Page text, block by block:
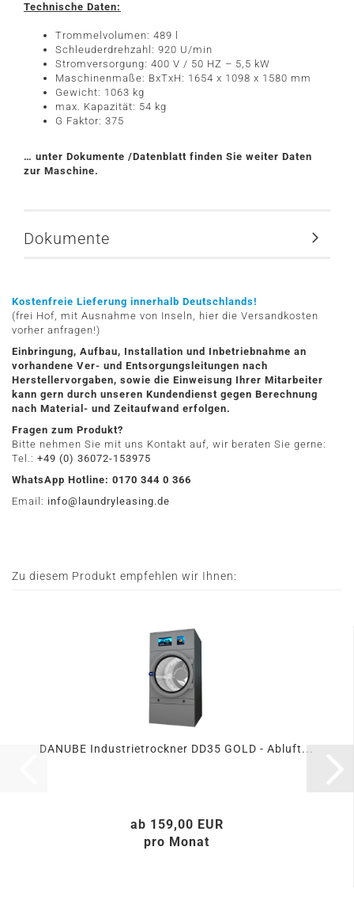
Technische Daten:
Trommelvolumen: 489 l
Schleuderdrehzahl: 920 U/min
Stromversorgung: 400 V / 50 HZ – 5,5 kW
Maschinenmaße: BxTxH: 1654 x 1098 x 1580 mm
Gewicht: 1063 kg
max. Kapazität: 54 kg
G Faktor: 375
… unter Dokumente /Datenblatt finden Sie weiter Daten
zur Maschine.
Dokumente
Kostenfreie Lieferung innerhalb Deutschlands!
(frei Hof, mit Ausnahme von Inseln, hier die Versandkosten
vorher anfragen!)
Einbringung, Aufbau, Installation und Inbetriebnahme an
vorhandene Ver- und Entsorgungsleitungen nach
Herstellervorgaben, sowie die Einweisung Ihrer Mitarbeiter
kann gern durch unseren Kundendienst gegen Berechnung
nach Material- und Zeitaufwand erfolgen.
Fragen zum Produkt?
Bitte nehmen Sie mit uns Kontakt auf, wir beraten Sie gerne:
Tel.: +49 (0) 36072-153975
WhatsApp Hotline: 0170 344 0 366
Email: info@laundryleasing.de
Zu diesem Produkt empfehlen wir Ihnen:
DANUBE Industrietrockner DD35 GOLD - Abluft...
ab 159,00 EUR
pro Monat